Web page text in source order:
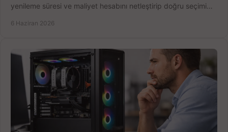
yenileme süresi ve maliyet hesabını netleştirip doğru seçimi
6 Haziran 2026